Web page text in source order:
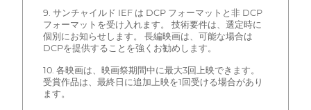
9. サンチャイルド IEF は DCP フォーマットと非 DCP
フォーマットを受け入れます。 技術要件は、選定時に
個別にお知らせします。 長編映画は、可能な場合は
DCPを提供することを強くお勧めします。
10. 各映画は、映画祭期間中に最大3回上映できます。
受賞作品は、最終日に追加上映を1回受ける場合があり
ます。